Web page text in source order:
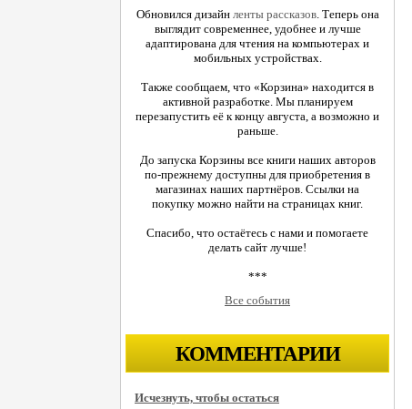
Обновился дизайн ленты рассказов. Теперь она
выглядит современнее, удобнее и лучше
адаптирована для чтения на компьютерах и
мобильных устройствах.
Также сообщаем, что «Корзина» находится в
активной разработке. Мы планируем
перезапустить её к концу августа, а возможно и
раньше.
До запуска Корзины все книги наших авторов
по-прежнему доступны для приобретения в
магазинах наших партнёров. Ссылки на
покупку можно найти на страницах книг.
Спасибо, что остаётесь с нами и помогаете
делать сайт лучше!
***
Все события
КОММЕНТАРИИ
Исчезнуть, чтобы остаться